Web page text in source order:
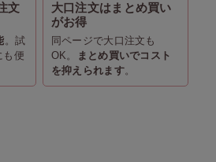
文
。試
も便
大口注文はまとめ買い
がお得
同ページで大口注文も
OK。
まとめ買いでコスト
を抑えられます。